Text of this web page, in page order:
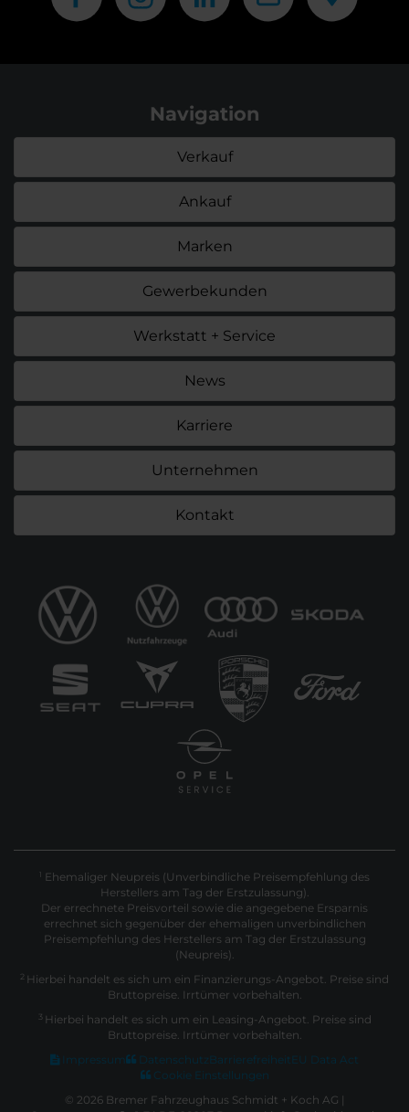
Navigation
Verkauf
Ankauf
Marken
Gewerbekunden
Werkstatt + Service
News
Karriere
Unternehmen
Kontakt
1 Ehemaliger Neupreis (Unverbindliche Preisempfehlung des
Herstellers am Tag der Erstzulassung).
Der errechnete Preisvorteil sowie die angegebene Ersparnis
errechnet sich gegenüber der ehemaligen unverbindlichen
Preisempfehlung des Herstellers am Tag der Erstzulassung
(Neupreis).
2 Hierbei handelt es sich um ein Finanzierungs-Angebot. Preise sind
Bruttopreise. Irrtümer vorbehalten.
3 Hierbei handelt es sich um ein Leasing-Angebot. Preise sind
Bruttopreise. Irrtümer vorbehalten.
Impressum
Datenschutz Barrierefreiheit EU Data Act
Cookie Einstellungen
© 2026 Bremer Fahrzeughaus Schmidt + Koch AG |